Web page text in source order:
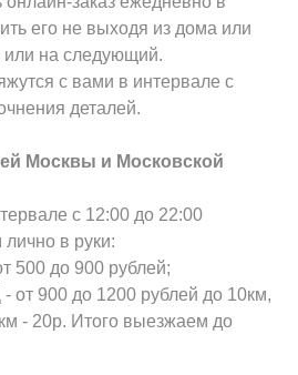
его не выходя из дома или
или на следующий.
с вами в интервале с
деталей.
Москвы и Московской
с 12:00 до 22:00
в руки:
500 до 900 рублей;
от 900 до 1200 рублей до 10км,
- 20р. Итого выезжаем до